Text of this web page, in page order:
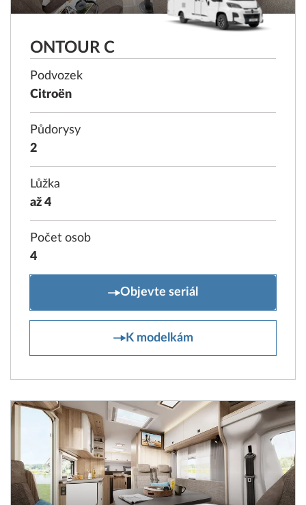
ONTOUR C
Podvozek
Citroën
Půdorysy
2
Lůžka
až 4
Počet osob
4
ONTOUR C
Objevte seriál
K modelkám
ONTOUR C